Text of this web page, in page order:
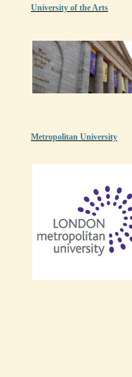
University of the Arts
Metropolitan University